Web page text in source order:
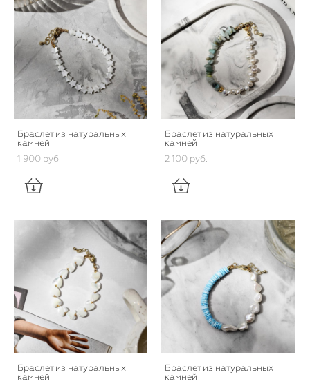
Браслет из натуральных
камней
1 900 pуб.
Браслет из натуральных
камней
2 100 pуб.
Браслет из натуральных
камней
Браслет из натуральных
камней